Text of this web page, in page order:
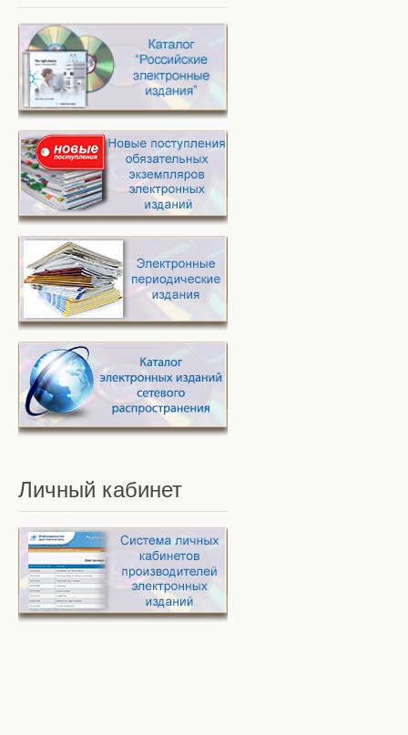
Личный кабинет